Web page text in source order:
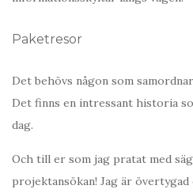
Paketresor
Det behövs någon som
Det finns en intressant historia
dag.
Och till er som jag pratat med
projektansökan! Jag är